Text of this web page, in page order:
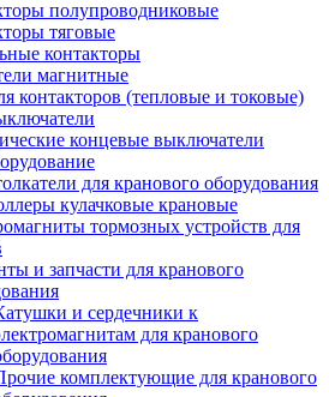
полупроводниковые
тяговые
контакторы
магнитные
контакторов (тепловые и токовые)
концевые выключатели
для кранового оборудования
кулачковые крановые
тормозных устройств для
и запчасти для кранового
и сердечники к
для кранового
комплектующие для кранового